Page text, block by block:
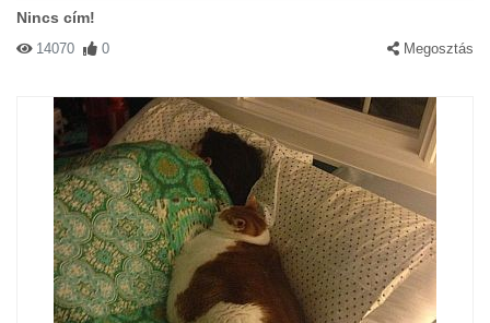
Nincs cím!
14070 0 Megosztás